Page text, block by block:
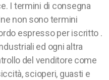
I termini di consegna
non sono termini
espresso per iscritto .
ed ogni altra
del venditore come
scioperi, guasti e